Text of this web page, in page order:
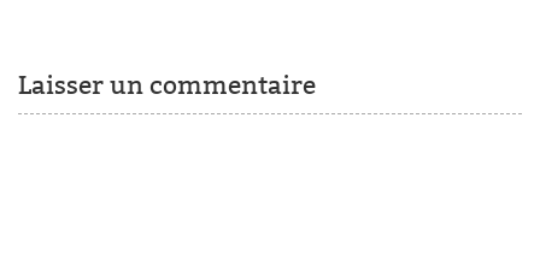
Laisser un commentaire